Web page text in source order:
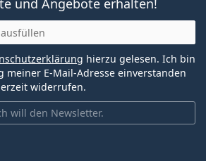
und Angebote erhalten!
will den Newsletter.
hierzu gelesen. Ich bin
meiner E-Mail-Adresse einverstanden
widerrufen.